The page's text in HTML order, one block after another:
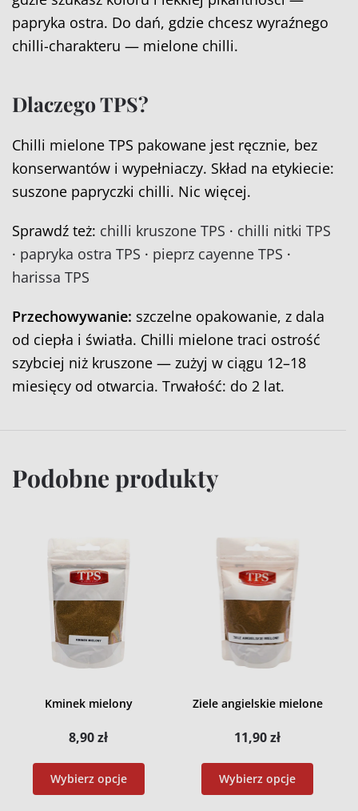
papryka ostra. Do dań, gdzie chcesz wyraźnego
chilli-charakteru — mielone chilli.
Dlaczego TPS?
Chilli mielone TPS pakowane jest ręcznie, bez
konserwantów i wypełniaczy. Skład na etykiecie:
suszone papryczki chilli. Nic więcej.
Sprawdź też: chilli kruszone TPS · chilli nitki TPS
· papryka ostra TPS · pieprz cayenne TPS ·
harissa TPS
Przechowywanie: szczelne opakowanie, z dala
od ciepła i światła. Chilli mielone traci ostrość
szybciej niż kruszone — zużyj w ciągu 12–18
miesięcy od otwarcia. Trwałość: do 2 lat.
Podobne produkty
Kminek mielony
8,90zł
Wybierz opcje
Ziele angielskie mielone
11,90zł
Wybierz opcje